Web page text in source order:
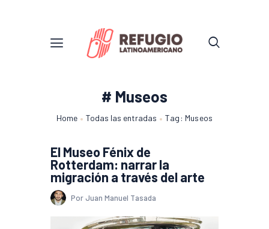
# Museos
Home Todas las entradas Tag: Museos
El Museo Fénix de
Rotterdam: narrar la
migración a través del arte
Por Juan Manuel Tasada